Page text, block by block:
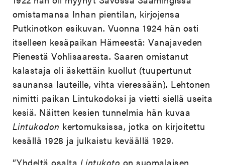
omistamansa Inhan pientilan, kirjojensa
Putkinotkon esikuvan. Vuonna 1924 hän osti
itselleen kesäpaikan Hämeestä: Vanajaveden
Pienestä Vohlisaaresta. Saaren omistanut
kalastaja oli äskettäin kuollut (tuupertunut
saunansa lauteille, vihta vieressään). Lehtonen
nimitti paikan Lintukodoksi ja vietti siellä useita
kesiä. Näitten kesien tunnelmia hän kuvaa
Lintukodon kertomuksissa, jotka on kirjoitettu
kesällä 1928 ja julkaistu keväällä 1929.
”Yhdeltä osalta Lintukoto on suomalaisen